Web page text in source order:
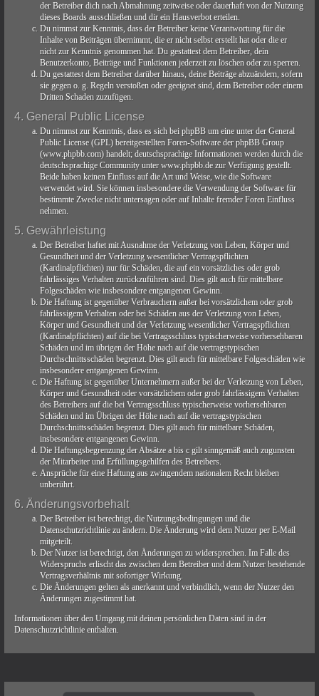
der Betreiber dich nach Abmahnung zeitweise oder dauerhaft von der Nutzung
dieses Boards ausschließen und dir ein Hausverbot erteilen.
Du nimmst zur Kenntnis, dass der Betreiber keine Verantwortung für die
Inhalte von Beiträgen übernimmt, die er nicht selbst erstellt hat oder die er
nicht zur Kenntnis genommen hat. Du gestattest dem Betreiber, dein
Benutzerkonto, Beiträge und Funktionen jederzeit zu löschen oder zu sperren.
Du gestattest dem Betreiber darüber hinaus, deine Beiträge abzuändern, sofern
sie gegen o. g. Regeln verstoßen oder geeignet sind, dem Betreiber oder einem
Dritten Schaden zuzufügen.
4. General Public License
Du nimmst zur Kenntnis, dass es sich bei phpBB um eine unter der General
Public License (GPL) bereitgestellten Foren-Software der phpBB Group
(www.phpbb.com) handelt; deutschsprachige Informationen werden durch die
deutschsprachige Community unter www.phpbb.de zur Verfügung gestellt.
Beide haben keinen Einfluss auf die Art und Weise, wie die Software
verwendet wird. Sie können insbesondere die Verwendung der Software für
bestimmte Zwecke nicht untersagen oder auf Inhalte fremder Foren Einfluss
nehmen.
5. Gewährleistung
Der Betreiber haftet mit Ausnahme der Verletzung von Leben, Körper und
Gesundheit und der Verletzung wesentlicher Vertragspflichten
(Kardinalpflichten) nur für Schäden, die auf ein vorsätzliches oder grob
fahrlässiges Verhalten zurückzuführen sind. Dies gilt auch für mittelbare
Folgeschäden wie insbesondere entgangenen Gewinn.
Die Haftung ist gegenüber Verbrauchern außer bei vorsätzlichem oder grob
fahrlässigem Verhalten oder bei Schäden aus der Verletzung von Leben,
Körper und Gesundheit und der Verletzung wesentlicher Vertragspflichten
(Kardinalpflichten) auf die bei Vertragsschluss typischerweise vorhersehbaren
Schäden und im übrigen der Höhe nach auf die vertragstypischen
Durchschnittsschäden begrenzt. Dies gilt auch für mittelbare Folgeschäden wie
insbesondere entgangenen Gewinn.
Die Haftung ist gegenüber Unternehmern außer bei der Verletzung von Leben,
Körper und Gesundheit oder vorsätzlichem oder grob fahrlässigem Verhalten
des Betreibers auf die bei Vertragsschluss typischerweise vorhersehbaren
Schäden und im Übrigen der Höhe nach auf die vertragstypischen
Durchschnittsschäden begrenzt. Dies gilt auch für mittelbare Schäden,
insbesondere entgangenen Gewinn.
Die Haftungsbegrenzung der Absätze a bis c gilt sinngemäß auch zugunsten
der Mitarbeiter und Erfüllungsgehilfen des Betreibers.
Ansprüche für eine Haftung aus zwingendem nationalem Recht bleiben
unberührt.
6. Änderungsvorbehalt
Der Betreiber ist berechtigt, die Nutzungsbedingungen und die
Datenschutzrichtlinie zu ändern. Die Änderung wird dem Nutzer per E-Mail
mitgeteilt.
Der Nutzer ist berechtigt, den Änderungen zu widersprechen. Im Falle des
Widerspruchs erlischt das zwischen dem Betreiber und dem Nutzer bestehende
Vertragsverhältnis mit sofortiger Wirkung.
Die Änderungen gelten als anerkannt und verbindlich, wenn der Nutzer den
Änderungen zugestimmt hat.
Informationen über den Umgang mit deinen persönlichen Daten sind in der
Datenschutzrichtlinie enthalten.